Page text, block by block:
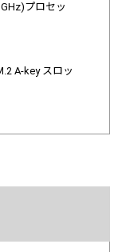
プロセッ
A-key スロッ